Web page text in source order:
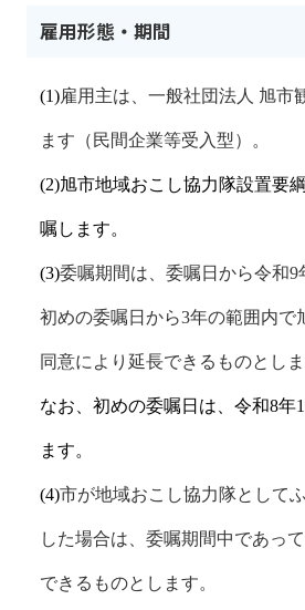
雇用形態・期間
(1)雇用主は、一般社団法人 旭市
ます（民間企業等受入型）。
(2)旭市地域おこし協力隊設置要
嘱します。
(3)委嘱期間は、委嘱日から令和9
初めの委嘱日から3年の範囲内で
同意により延長できるものとしま
なお、初めの委嘱日は、令和8年
ます。
(4)市が地域おこし協力隊として
した場合は、委嘱期間中であっ
できるものとします。